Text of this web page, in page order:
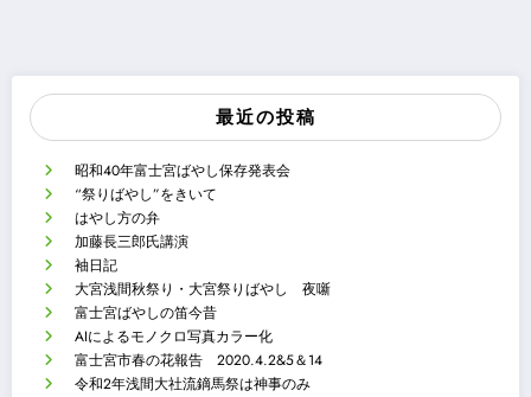
最近の投稿
昭和40年富士宮ばやし保存発表会
“祭りばやし”をきいて
はやし方の弁
加藤長三郎氏講演
袖日記
大宮浅間秋祭り・大宮祭りばやし 夜噺
富士宮ばやしの笛今昔
AIによるモノクロ写真カラー化
富士宮市春の花報告 2020.4.2&5＆14
令和2年浅間大社流鏑馬祭は神事のみ